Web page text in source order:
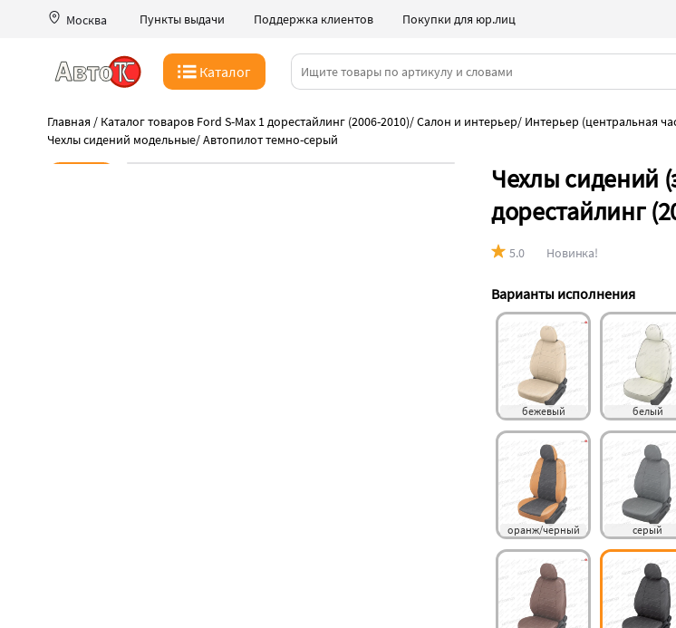
Москва Пункты выдачи Поддержка клиентов Покупки для юр.лиц
Каталог
Главная / Каталог товаров Ford S-Max 1 дорестайлинг (2006-2010)/Салон и интерьер/ Интерьер (центральная
Чехлы сидений модельные/Автопилот темно-серый
Чехлы сидений
дорестайлинг
5.0 Новинка!
Варианты исполнения
бежевый белый
оранж/черный серый